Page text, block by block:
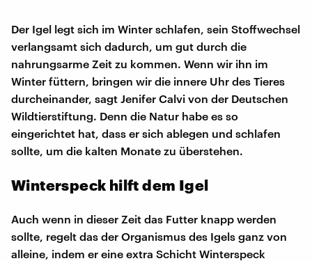
Der Igel legt sich im Winter schlafen, sein Stoffwechsel
verlangsamt sich dadurch, um gut durch die
nahrungsarme Zeit zu kommen. Wenn wir ihn im
Winter füttern, bringen wir die innere Uhr des Tieres
durcheinander, sagt Jenifer Calvi von der Deutschen
Wildtierstiftung. Denn die Natur habe es so
eingerichtet hat, dass er sich ablegen und schlafen
sollte, um die kalten Monate zu überstehen.
Winterspeck hilft dem Igel
Auch wenn in dieser Zeit das Futter knapp werden
sollte, regelt das der Organismus des Igels ganz von
alleine, indem er eine extra Schicht Winterspeck